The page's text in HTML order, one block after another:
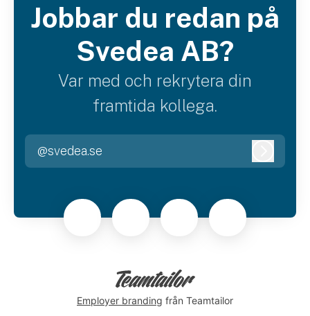
Jobbar du redan på
Svedea AB?
Var med och rekrytera din
framtida kollega.
@svedea.se
Employer branding från Teamtailor